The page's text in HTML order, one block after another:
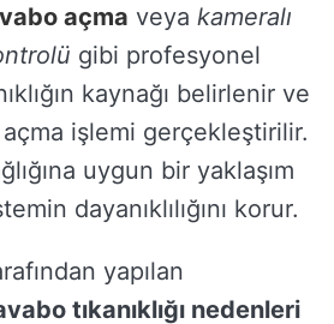
açma veya kameralı
gibi profesyonel
kaynağı belirlenir ve
işlemi gerçekleştirilir.
uygun bir yaklaşım
dayanıklılığını korur.
yapılan
tıkanıklığı nedenleri